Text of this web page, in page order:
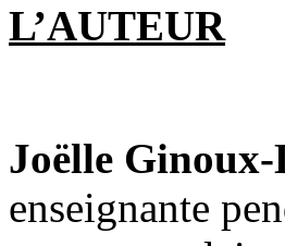
L’AUTEUR
Joëlle
enseignante